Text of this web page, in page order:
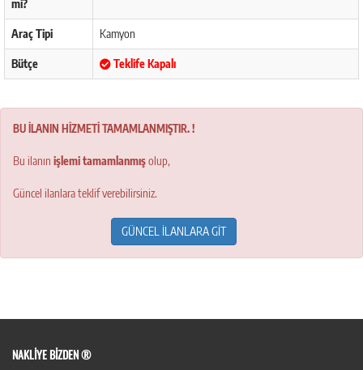
mi?
Araç Tipi Kamyon
Bütçe Teklife Kapalı
BU İLANIN HİZMETİ TAMAMLANMIŞTIR. !
Bu ilanın işlemi tamamlanmışolup,
Güncel ilanlara teklif verebilirsiniz.
GÜNCEL İLANLARA GİT
NAKLIYE BIZDEN ®